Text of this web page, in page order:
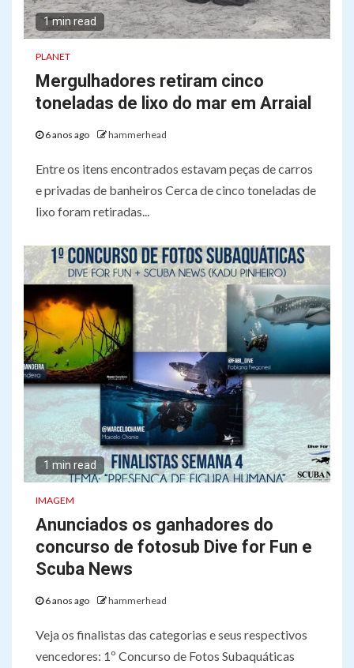
1 min read
PLANET
Mergulhadores retiram cinco
toneladas de lixo do mar em Arraial
6 anos ago hammerhead
Entre os itens encontrados estavam peças de carros
e privadas de banheiros Cerca de cinco toneladas de
lixo foram retiradas...
1 min read
IMAGEM
Anunciados os ganhadores do
concurso de fotosub Dive for Fun e
Scuba News
6 anos ago hammerhead
Veja os finalistas das categorias e seus respectivos
vencedores: 1º Concurso de Fotos Subaquáticas